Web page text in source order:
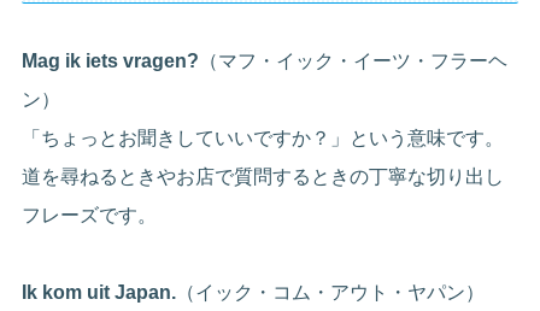
Mag ik iets vragen? （マフ・イック・イーツ・フラーヘ
ン）
「ちょっとお聞きしていいですか？」という意味です。
道を尋ねるときやお店で質問するときの丁寧な切り出し
フレーズです。
Ik kom uit Japan. （イック・コム・アウト・ヤパン）